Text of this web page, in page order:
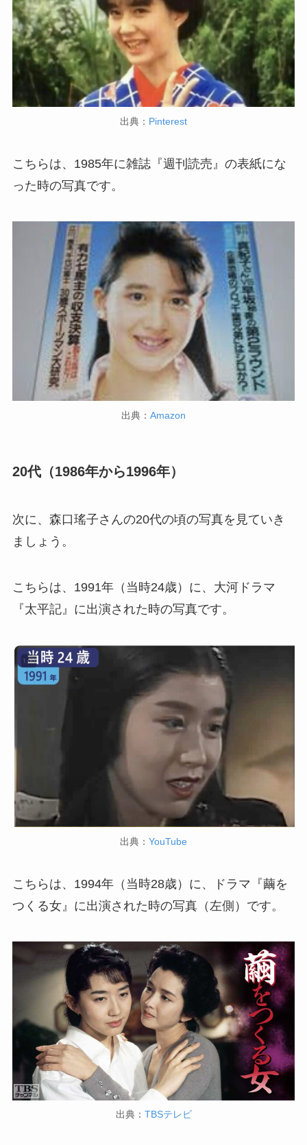
出典： Pinterest
こちらは、1985年に雑誌『週刊読売』の表紙にな
った時の写真です。
出典： Amazon
20代（1986年から1996年）
次に、森口瑤子さんの20代の頃の写真を見ていき
ましょう。
こちらは、1991年（当時24歳）に、大河ドラマ
『太平記』に出演された時の写真です。
出典： YouTube
こちらは、1994年（当時28歳）に、ドラマ『繭を
つくる女』に出演された時の写真（左側）です。
出典： TBSテレビ